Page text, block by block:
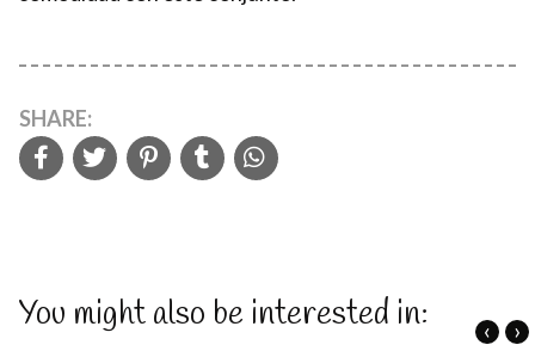
SHARE:
You might also be interested in: ‹ ›